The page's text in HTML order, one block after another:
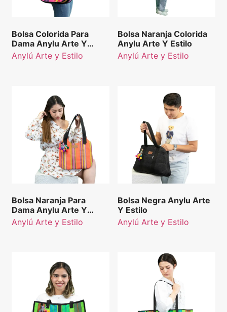
Bolsa Colorida Para
Dama Anylu Arte Y
Estilo
Anylú Arte y Estilo
Bolsa Naranja Colorida
Anylu Arte Y Estilo
Anylú Arte y Estilo
Bolsa Naranja Para
Dama Anylu Arte Y
Estilo
Anylú Arte y Estilo
Bolsa Negra Anylu Arte
Y Estilo
Anylú Arte y Estilo